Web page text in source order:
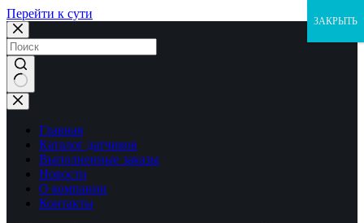
Перейти к сути
Ничего
не
найденоГлавная
Каталог датчиков
Выполненные заказы
Новости
О компании
Контакты
ЗАКРЫТЬ